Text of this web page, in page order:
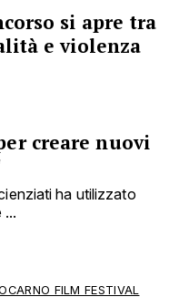
si apre tra
e violenza
creare nuovi
ha utilizzato
...
FILM FESTIVAL